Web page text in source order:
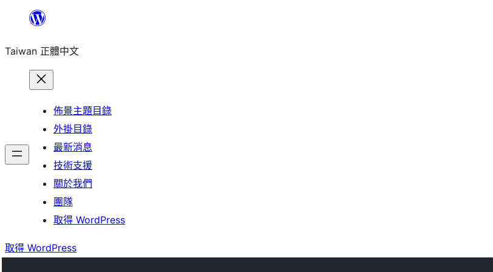
主
Taiwan 正體中文
佈景主題目錄
外掛目錄
最新消息
技術支援
關於我們
團隊
取得 WordPress
取得 WordPress